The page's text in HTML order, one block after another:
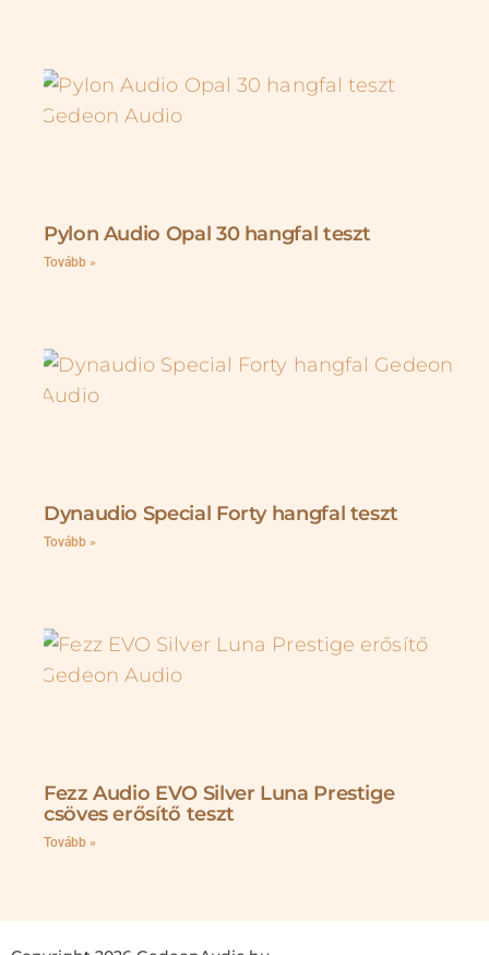
Pylon Audio Opal 30 hangfal teszt
Tovább »
Dynaudio Special Forty hangfal teszt
Tovább »
Fezz Audio EVO Silver Luna Prestige
csöves erősítő teszt
Tovább »